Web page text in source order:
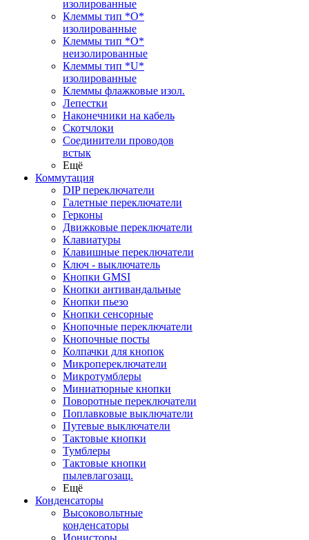
изолированные
Клеммы тип *O*
изолированные
Клеммы тип *O*
неизолированные
Клеммы тип *U*
изолированные
Клеммы флажковые изол.
Лепестки
Наконечники на кабель
Скотчлоки
Соединители проводов
встык
Ещё
Коммутация
DIP переключатели
Галетные переключатели
Герконы
Движковые переключатели
Клавиатуры
Клавишные переключатели
Ключ - выключатель
Кнопки GMSI
Кнопки антивандальные
Кнопки пьезо
Кнопки сенсорные
Кнопочные переключатели
Кнопочные посты
Колпачки для кнопок
Микропереключатели
Микротумблеры
Миниатюрные кнопки
Поворотные переключатели
Поплавковые выключатели
Путевые выключатели
Тактовые кнопки
Тумблеры
Тактовые кнопки
пылевлагозащ.
Ещё
Конденсаторы
Высоковольтные
конденсаторы
Ионисторы